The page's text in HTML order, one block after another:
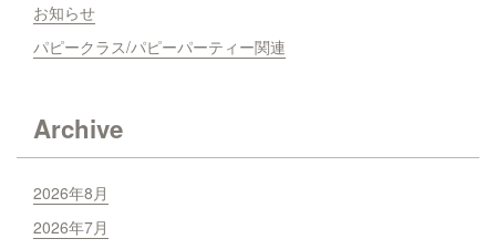
お知らせ
パピークラス/パピーパーティー関連
Archive
2026年8月
2026年7月